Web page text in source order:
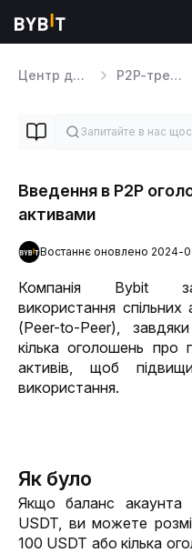
Центр допомоги P2P-трейдинг
​​​​​​​Введення в P2P
активами
Востаннє оновлено 2024-
Компанія Bybit
використання
(Peer-to-Peer),
кілька оголошень про
активів, щоб
використання.
Як було
Якщо баланс акаунта
USDT, ви можете
100 USDT або кілька